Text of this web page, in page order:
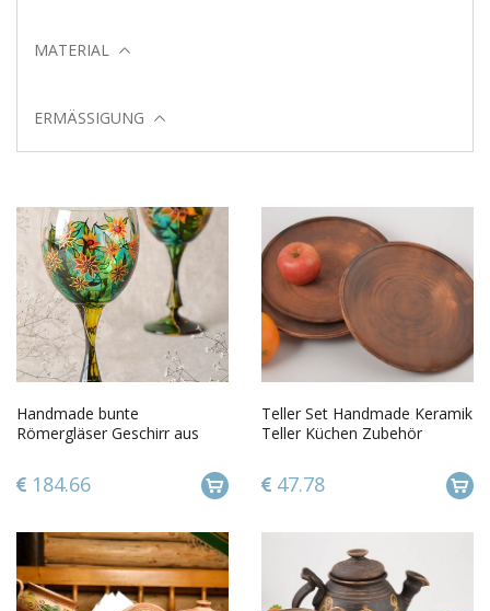
MATERIAL
ERMÄSSIGUNG
Handmade bunte
Römergläser Geschirr aus
300 ml
184.66
Teller Set Handmade Keramik
Teller Küchen Zubehör
47.78